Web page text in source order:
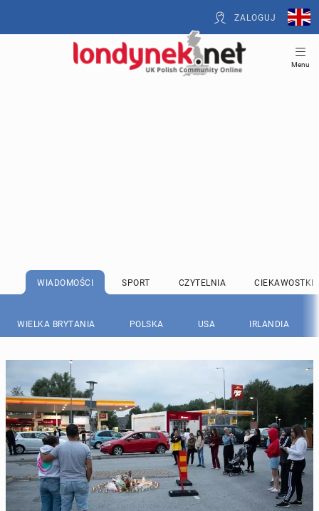
ZALOGUJ
Menu
WIADOMOŚCI SPORT CZYTELNIA CIEKAWOSTKI
WIELKA BRYTANIA POLSKA USA IRLANDIA